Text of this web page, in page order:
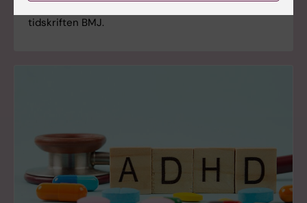
tidskriften BMJ.